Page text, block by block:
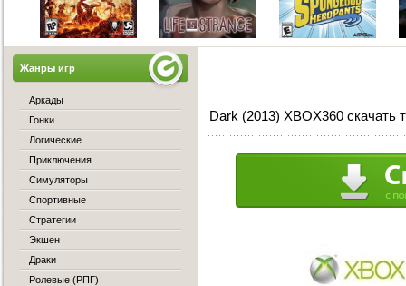
Dark (2013) XBOX360 скачать
Жанры игр
Аркады
Гонки
Логические
Приключения
Симуляторы
Спортивные
Стратегии
Экшен
Драки
Ролевые (РПГ)